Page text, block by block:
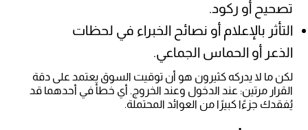
تصحيح أو ركود.
التأثر بالإعلام أو نصائح الخبراء في لحظات
الذعر أو الحماس الجماعي.
لكن ما لا يدركه كثيرون هو أن توقيت السوق يعتمد على دقة
القرار مرتين: عند الدخول وعند الخروج. أي خطأ في أحدهما قد
يُفقدك جزءًا كبيرًا من العوائد المحتملة.